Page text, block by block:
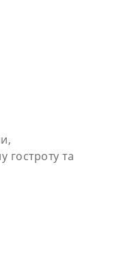
гостроту та